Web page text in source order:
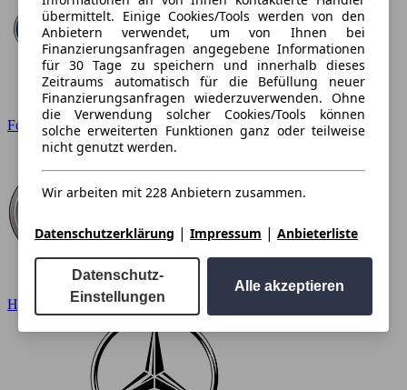
Ford
Hyundai
übermittelt. Einige Cookies/Tools werden von den
Anbietern verwendet, um von Ihnen bei
Finanzierungsanfragen angegebene Informationen
für 30 Tage zu speichern und innerhalb dieses
Zeitraums automatisch für die Befüllung neuer
Finanzierungsanfragen wiederzuverwenden. Ohne
die Verwendung solcher Cookies/Tools können
solche erweiterten Funktionen ganz oder teilweise
nicht genutzt werden.
Wir arbeiten mit 228 Anbietern zusammen.
Datenschutzerklärung | Impressum | Anbieterliste
Datenschutz-
Einstellungen
Alle akzeptieren